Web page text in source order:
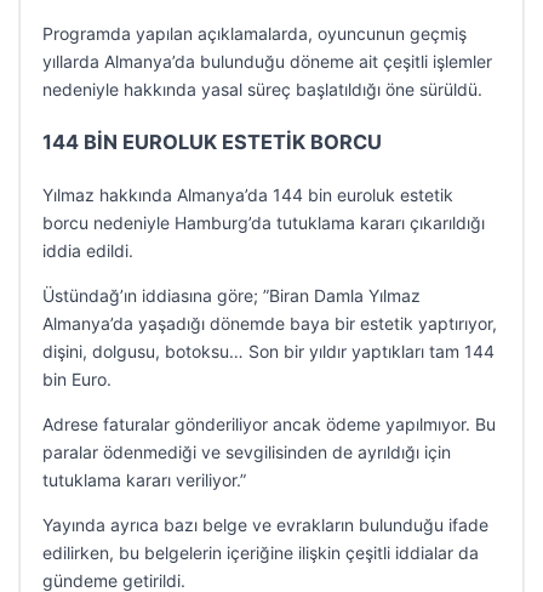
Programda yapılan açıklamalarda, oyuncunun geçmiş
yıllarda Almanya’da bulunduğu döneme ait çeşitli işlemler
nedeniyle hakkında yasal süreç başlatıldığı öne sürüldü.
144 BİN EUROLUK ESTETİK BORCU
Yılmaz hakkında Almanya’da 144 bin euroluk estetik
borcu nedeniyle Hamburg’da tutuklama kararı çıkarıldığı
iddia edildi.
Üstündağ’ın iddiasına göre; ”Biran Damla Yılmaz
Almanya’da yaşadığı dönemde baya bir estetik yaptırıyor,
dişini, dolgusu, botoksu… Son bir yıldır yaptıkları tam 144
bin Euro.
Adrese faturalar gönderiliyor ancak ödeme yapılmıyor. Bu
paralar ödenmediği ve sevgilisinden de ayrıldığı için
tutuklama kararı veriliyor.”
Yayında ayrıca bazı belge ve evrakların bulunduğu ifade
edilirken, bu belgelerin içeriğine ilişkin çeşitli iddialar da
gündeme getirildi.